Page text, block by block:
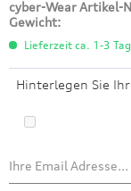
cyber-Wear Artikel-
Gewicht:
Lieferzeit ca. 1-3
Hinterlegen Sie